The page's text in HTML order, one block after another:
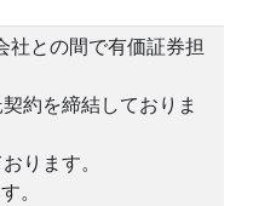
社との間で有価証券担
約を締結しておりま
ります。
。